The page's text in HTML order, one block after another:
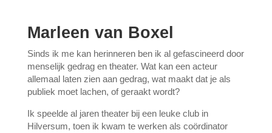
Marleen van Boxel
Sinds ik me kan herinneren ben ik al gefascineerd door
menselijk gedrag en theater. Wat kan een acteur
allemaal laten zien aan gedrag, wat maakt dat je als
publiek moet lachen, of geraakt wordt?
Ik speelde al jaren theater bij een leuke club in
Hilversum, toen ik kwam te werken als coördinator